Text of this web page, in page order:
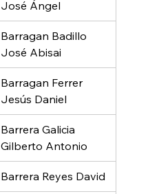
José Ángel
Barragan Badillo
José Abisai
Barragan Ferrer
Jesús Daniel
Barrera Galicia
Gilberto Antonio
Barrera Reyes David